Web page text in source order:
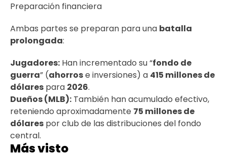
Preparación financiera
Ambas partes se preparan para una batalla
prolongada:
Jugadores: Han incrementado su “fondo de
guerra” (ahorrose inversiones) a 415 millones de
dólares para 2026.
Dueños (MLB): También han acumulado efectivo,
reteniendo aproximadamente 75 millones de
dólares por club de las distribuciones del fondo
central.
Más visto